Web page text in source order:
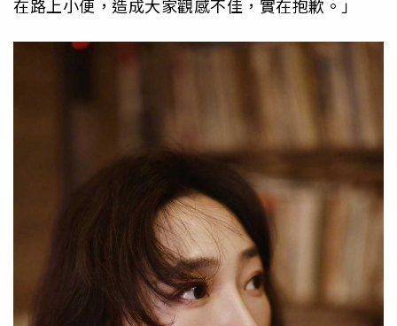
在路上小便，造成大家觀感不佳，實在抱歉。」